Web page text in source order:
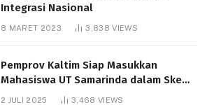
Integrasi Nasional
8 MARET 2023 3,838VIEWS
Pemprov Kaltim Siap Masukkan
Mahasiswa UT Samarinda dalam Skema
Bantuan Pendidikan Gratispol
2 JULI 2025 3,468 VIEWS